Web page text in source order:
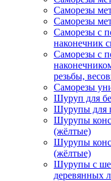
Саморезы
Саморезы
Саморезы с
наконечник
Саморезы с
резьбы,
Саморезы
Шуруп для
Шурупы для
Шурупы
(жёлтые)
Шурупы
(жёлтые)
Шурупы с
деревянных